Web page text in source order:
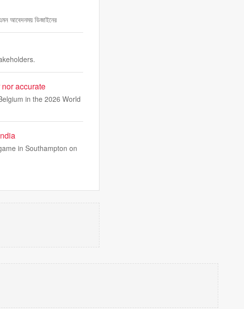
আবেদনময় ডিজাইনের
accurate
in the 2026 World
in Southampton on